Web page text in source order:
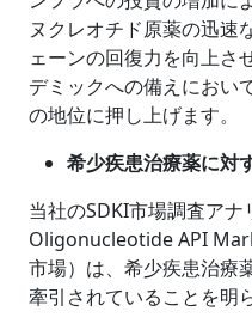
ヌクレオチド原薬の迅速
ェーンの回復力を向上さ
デミックへの備えにおい
の地位に押し上げます。
希少疾患治療薬に対
当社のSDKI市場調査ア
Oligonucleotide API
市場）は、希少疾患治療
牽引されていることを明